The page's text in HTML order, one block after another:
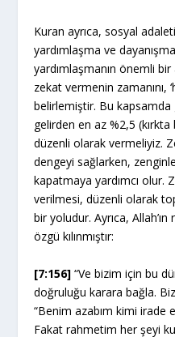
Kuran ayrıca, sosyal
yardımlaşma ve
yardımlaşmanın önemli bir
zekat vermenin zamanını,
belirlemiştir. Bu
gelirden en az %2,5 (kırkta
düzenli olarak vermeliyiz.
dengeyi sağlarken,
kapatmaya yardımcı olur.
verilmesi, düzenli olarak
bir yoludur. Ayrıca,
özgü kılınmıştır:
[7:156]“Ve bizim için bu
doğruluğu karara bağla.
“Benim azabım kimi irade
Fakat rahmetim her şeyi